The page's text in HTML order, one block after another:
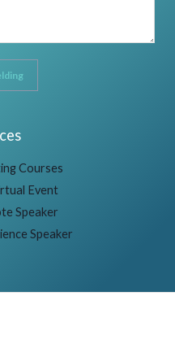
Courses
Event
Speaker
Speaker